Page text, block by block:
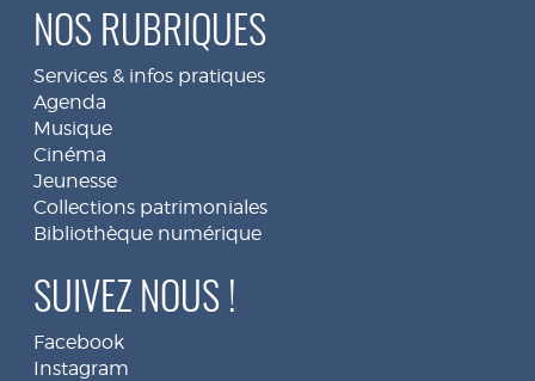
NOS RUBRIQUES
Services & infos pratiques
Agenda
Musique
Cinéma
Jeunesse
Collections patrimoniales
Bibliothèque numérique
SUIVEZ NOUS !
Facebook
Instagram